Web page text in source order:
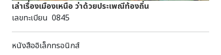
เล่าเรื่องเมืองเหนือ ว่าด้วยประเพณีท้องถิ่น
เลขทะเบียน 0845
หนังสืออิเล็กทรอนิกส์